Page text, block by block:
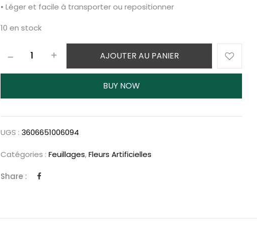
• Léger et facile à transporter ou repositionner
10 en stock
AJOUTER AU PANIER
BUY NOW
UGS :3606651006094
Catégories :Feuillages,Fleurs Artificielles
Share :